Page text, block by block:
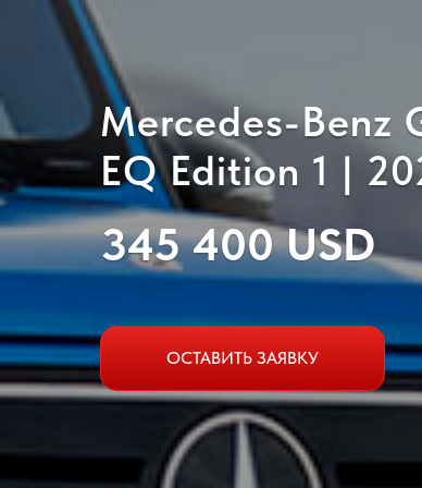
Mercedes-Benz
EQ Edition 1 |
345 400 USD
ОСТАВИТЬ ЗАЯВКУ